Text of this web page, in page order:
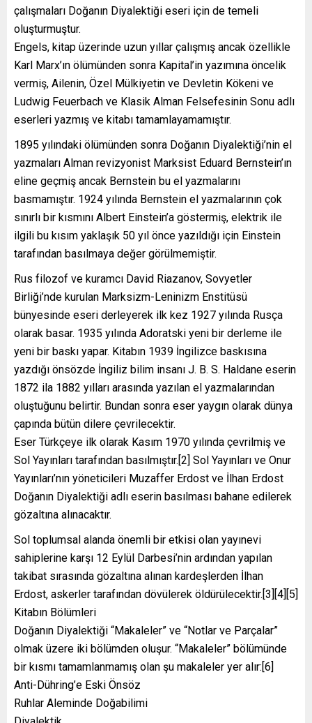
çalışmaları Doğanın Diyalektiği eseri için de temeli
oluşturmuştur.
Engels, kitap üzerinde uzun yıllar çalışmış ancak özellikle
Karl Marx’ın ölümünden sonra Kapital’in yazımına öncelik
vermiş, Ailenin, Özel Mülkiyetin ve Devletin Kökeni ve
Ludwig Feuerbach ve Klasik Alman Felsefesinin Sonu adlı
eserleri yazmış ve kitabı tamamlayamamıştır.
1895 yılındaki ölümünden sonra Doğanın Diyalektiği’nin el
yazmaları Alman revizyonist Marksist Eduard Bernstein’ın
eline geçmiş ancak Bernstein bu el yazmalarını
basmamıştır. 1924 yılında Bernstein el yazmalarının çok
sınırlı bir kısmını Albert Einstein’a göstermiş, elektrik ile
ilgili bu kısım yaklaşık 50 yıl önce yazıldığı için Einstein
tarafından basılmaya değer görülmemiştir.
Rus filozof ve kuramcı David Riazanov, Sovyetler
Birliği’nde kurulan Marksizm-Leninizm Enstitüsü
bünyesinde eseri derleyerek ilk kez 1927 yılında Rusça
olarak basar. 1935 yılında Adoratski yeni bir derleme ile
yeni bir baskı yapar. Kitabın 1939 İngilizce baskısına
yazdığı önsözde İngiliz bilim insanı J. B. S. Haldane eserin
1872 ila 1882 yılları arasında yazılan el yazmalarından
oluştuğunu belirtir. Bundan sonra eser yaygın olarak dünya
çapında bütün dilere çevrilecektir.
Eser Türkçeye ilk olarak Kasım 1970 yılında çevrilmiş ve
Sol Yayınları tarafından basılmıştır.[2] Sol Yayınları ve Onur
Yayınları’nın yöneticileri Muzaffer Erdost ve İlhan Erdost
Doğanın Diyalektiği adlı eserin basılması bahane edilerek
gözaltına alınacaktır.
Sol toplumsal alanda önemli bir etkisi olan yayınevi
sahiplerine karşı 12 Eylül Darbesi’nin ardından yapılan
takibat sırasında gözaltına alınan kardeşlerden İlhan
Erdost, askerler tarafından dövülerek öldürülecektir.[3][4][5]
Kitabın Bölümleri
Doğanın Diyalektiği “Makaleler” ve “Notlar ve Parçalar”
olmak üzere iki bölümden oluşur. “Makaleler” bölümünde
bir kısmı tamamlanmamış olan şu makaleler yer alır:[6]
Anti-Dühring’e Eski Önsöz
Ruhlar Aleminde Doğabilimi